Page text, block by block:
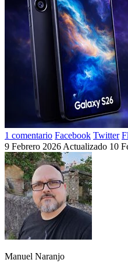
1 comentario Facebook Twitter
9 Febrero 2026 Actualizado 10
Manuel Naranjo